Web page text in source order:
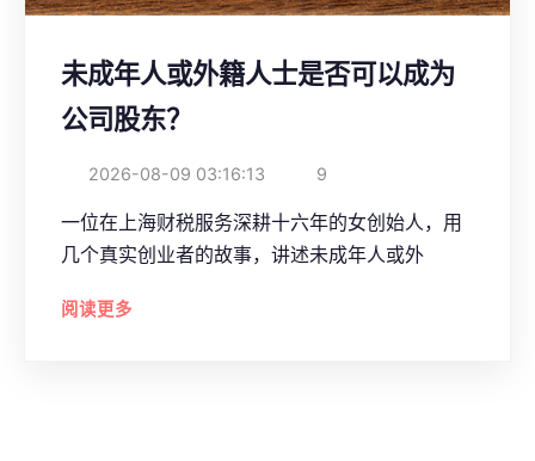
未成年人或外籍人士是否可以成为
公司股东？
2026-08-09 03:16:13 9
一位在上海财税服务深耕十六年的女创始人，用
几个真实创业者的故事，讲述未成年人或外
阅读更多